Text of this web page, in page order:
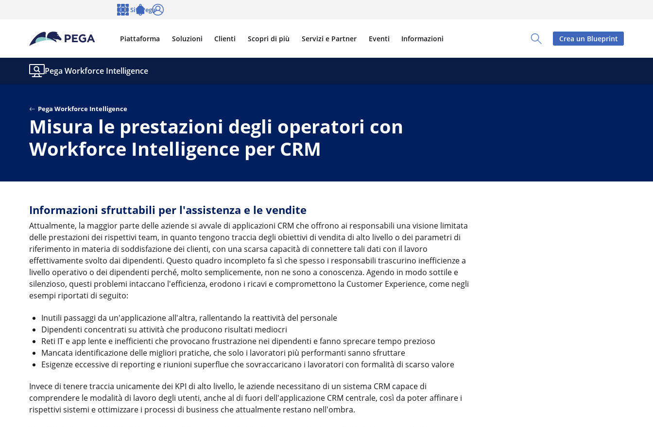
Vai direttamente al contenuto principale
Toggle Search Panel
Piattaforma Soluzioni Clienti Scopri di più Servizi e Partner Eventi Informazioni
Siti Pega
Crea un Blueprint
Pega Workforce Intelligence
Pega Workforce Intelligence
Misura le prestazioni degli operatori con
Workforce Intelligence per CRM
Informazioni sfruttabili per l'assistenza e le vendite
Attualmente, la maggior parte delle aziende si avvale di applicazioni CRM che offrono ai responsabili una visione limitata
delle prestazioni dei rispettivi team, in quanto tengono traccia degli obiettivi di vendita di alto livello o dei parametri di
riferimento in materia di soddisfazione dei clienti, con una scarsa capacità di connettere tali dati con il lavoro
effettivamente svolto dai dipendenti. Questo quadro incompleto fa sì che spesso i responsabili trascurino inefficienze a
livello operativo o dei dipendenti perché, molto semplicemente, non ne sono a conoscenza. Agendo in modo sottile e
silenzioso, questi problemi intaccano l'efficienza, erodono i ricavi e compromettono la Customer Experience, come negli
esempi riportati di seguito:
Inutili passaggi da un'applicazione all'altra, rallentando la reattività del personale
Dipendenti concentrati su attività che producono risultati mediocri
Reti IT e app lente e inefficienti che provocano frustrazione nei dipendenti e fanno sprecare tempo prezioso
Mancata identificazione delle migliori pratiche, che solo i lavoratori più performanti sanno sfruttare
Esigenze eccessive di reporting e riunioni superflue che sovraccaricano i lavoratori con formalità di scarso valore
Invece di tenere traccia unicamente dei KPI di alto livello, le aziende necessitano di un sistema CRM capace di
comprendere le modalità di lavoro degli utenti, anche al di fuori dell'applicazione CRM centrale, così da poter affinare i
rispettivi sistemi e ottimizzare i processi di business che attualmente restano nell'ombra.